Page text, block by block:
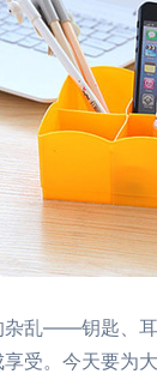
乱——钥匙、
受。今天要为